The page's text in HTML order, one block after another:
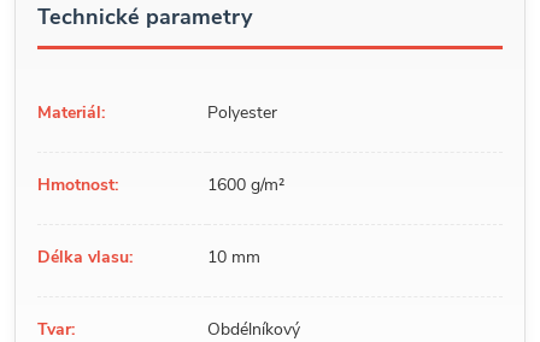
Technické parametry
Materiál: Polyester
Hmotnost: 1600 g/m²
Délka vlasu: 10 mm
Tvar: Obdélníkový